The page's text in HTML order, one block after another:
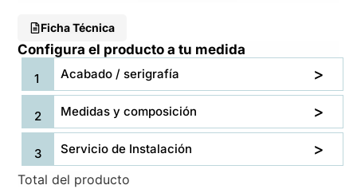
Ficha Técnica
Configura el producto a tu medida
Acabado / serigrafía
Medidas y composición
Servicio de Instalación
Total del producto